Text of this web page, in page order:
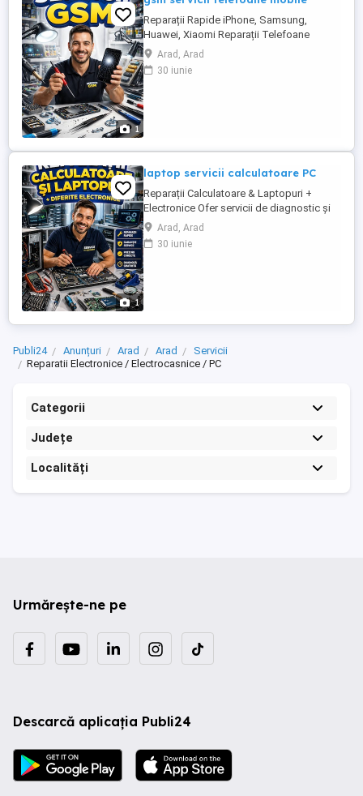
1
Reparații Rapide iPhone, Samsung,
Huawei, Xiaomi Reparații Telefoane
Înlocuire Ecran, Baterie, Port Încărcare
Resoftări, Decodări și Reparații Hardware
Ai probleme cu telefonul? Am soluția!
Arad, Arad
30 iunie
1
laptop servicii calculatoare PC
Reparații Calculatoare & Laptopuri +
Electronice Ofer servicii de diagnostic și
reparații pentru: Calculatoare (PC)
Laptopuri (toate mărcile) Plăci de bază și
componente hardware Curățare de praf +
Arad, Arad
30 iunie
Publi24 Anunțuri Arad Arad
Servicii
Reparatii Electronice / Electrocasnice / PC
Categorii
Județe
Localități
Urmărește-ne pe
Descarcă aplicația Publi24